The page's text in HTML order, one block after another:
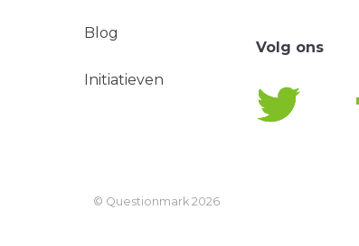
Blog
Initiatieven
Volg ons
© Questionmark 2026